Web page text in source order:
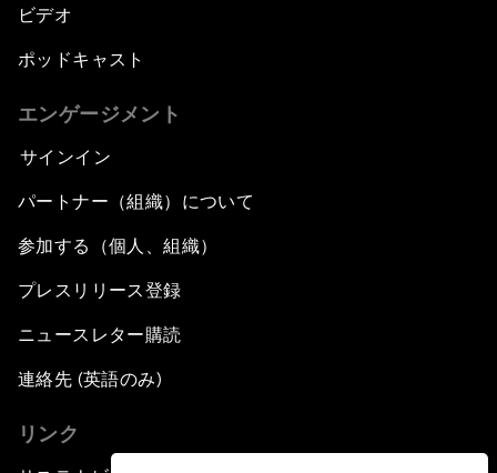
ビデオ
ポッドキャスト
エンゲージメント
サインイン
パートナー（組織）について
参加する（個人、組織）
プレスリリース登録
ニュースレター購読
連絡先 (英語のみ)
リンク